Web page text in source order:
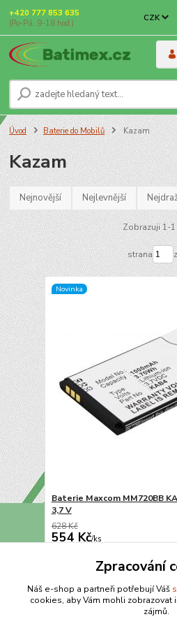
CZK
+420 777 853 635
(Po-Pá, 9-18 hod.)
Úvod Baterie do Mobilů Kazam
Kazam
Nejnovější Nejlevnější
Zobrazuji 1-1
strana
Novinka
Baterie Maxcom MM720BB
3,7 V
628 Kč
554 Kč/ks
Přidat do
strana
Zpracování
Náš e-shop a partneři potřebují Váš
cookies, aby Vám mohli zobrazovat
zájmů.